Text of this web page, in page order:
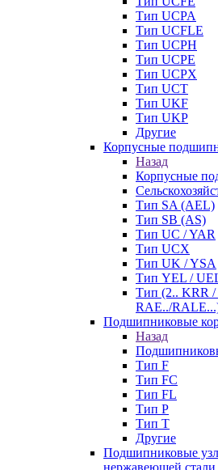
Тип UCPA
Тип UCFLE
Тип UCPH
Тип UCPE
Тип UCPX
Тип UCT
Тип UKF
Тип UKP
Другие
Корпусные
Назад
Корпусные
Тип SA (AEL)
Тип SB (AS)
Тип UC / YAR
Тип UCX
Тип UK / YSA
Тип YEL /
Тип (2.. KRR
RAE../
Подшипниковые
Назад
Тип F
Тип FC
Тип FL
Тип P
Тип T
Другие
Подшипниковые
нержавеющей стали